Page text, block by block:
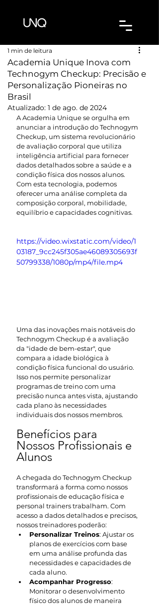
Academia Unique Inova com
Technogym Checkup: Precisão e
Personalização Pioneiras no
Brasil
1 min de leitura
Atualizado: 1 de ago. de 2024
A Academia Unique se orgulha em
anunciar a introdução do Technogym
Checkup, um sistema revolucionário
de avaliação corporal que utiliza
inteligência artificial para fornecer
dados detalhados sobre a saúde e a
condição física dos nossos alunos.
Com esta tecnologia, podemos
oferecer uma análise completa da
composição corporal, mobilidade,
equilíbrio e capacidades cognitivas.
https://video.wixstatic.com/video/1
03187_9cc245f305ae46089305693f
50799338/1080p/mp4/file.mp4
Uma das inovações mais notáveis do
Technogym Checkup é a avaliação
da "idade de bem-estar", que
compara a idade biológica à
condição física funcional do usuário.
Isso nos permite personalizar
programas de treino com uma
precisão nunca antes vista, ajustando
cada plano às necessidades
individuais dos nossos membros.
Benefícios para
Nossos Profissionais e
Alunos
A chegada do Technogym Checkup
transformará a forma como nossos
profissionais de educação física e
personal trainers trabalham. Com
acesso a dados detalhados e precisos,
nossos treinadores poderão:
Personalizar Treinos: Ajustar os
planos de exercícios com base
em uma análise profunda das
necessidades e capacidades de
cada aluno.
Acompanhar Progresso:
Monitorar o desenvolvimento
físico dos alunos de maneira